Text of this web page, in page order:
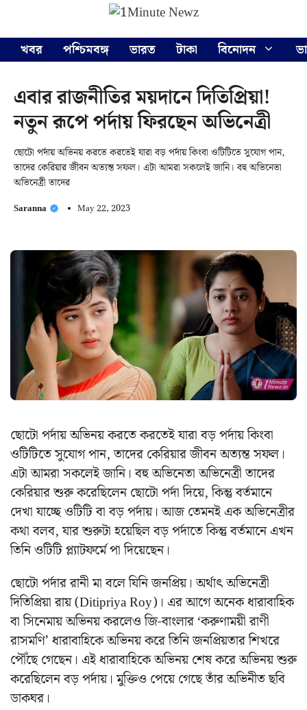
content
খবর
পশ্চিমবঙ্গ ভারত টাকা বিনোদন
এবার রাজনীতির ময়দানে দিতিপ্রিয়া!
নতুন রূপে পর্দায় ফিরছেন অভিনেত্রী
ছোটো পর্দায় অভিনয় করতে করতেই যারা বড় পর্দায় কিংবা ওটিটিতে সুযোগ পান,
তাদের কেরিয়ার জীবন অত্যন্ত সফল। এটা আমরা সকলেই জানি। বহু অভিনেতা
অভিনেত্রী তাদের
Saranna May 22, 2023
ছোটো পর্দায় অভিনয় করতে করতেই যারা বড় পর্দায় কিংবা
ওটিটিতে সুযোগ পান, তাদের কেরিয়ার জীবন অত্যন্ত সফল।
এটা আমরা সকলেই জানি। বহু অভিনেতা অভিনেত্রী তাদের
কেরিয়ার শুরু করেছিলেন ছোটো পর্দা দিয়ে, কিন্তু বর্তমানে
দেখা যাচ্ছে ওটিটি বা বড় পর্দায়। আজ তেমনই এক অভিনেত্রীর
কথা বলব, যার শুরুটা হয়েছিল বড় পর্দাতে কিন্তু বর্তমানে এখন
তিনি ওটিটি প্ল্যাটফর্মে পা দিয়েছেন।
ছোটো পর্দার রানী মা বলে যিনি জনপ্রিয়। অর্থাৎ অভিনেত্রী
দিতিপ্রিয়া রায় (Ditipriya Roy)। এর আগে অনেক ধারাবাহিক
বা সিনেমায় অভিনয় করলেও জি-বাংলার ‘করুণাময়ী রাণী
রাসমণি’ ধারাবাহিকে অভিনয় করে তিনি জনপ্রিয়তার শিখরে
পৌঁছে গেছেন। এই ধারাবাহিকে অভিনয় শেষ করে অভিনয় শুরু
করেছিলেন বড় পর্দায়। মুক্তিও পেয়ে গেছে তাঁর অভিনীত ছবি
ডাকঘর।